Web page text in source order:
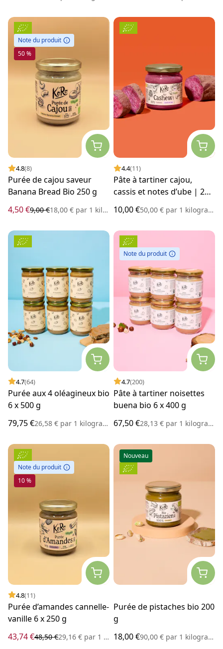
Note du produit
50 %
4.8(8)
Purée de cajou saveur
Banana Bread Bio 250 g
4,50 €9,00 €18,00 € par 1 kilogramme
4.4(11)
Pâte à tartiner cajou,
cassis et notes d’ube | 200
10,00 €50,00 € par 1 kilogramme
4.7(64)
Purée aux 4 oléagineux bio
6 x 500 g
79,75 €26,58 € par 1 kilogramme
Note du produit
4.7(200)
Pâte à tartiner noisettes
buena bio 6 x 400 g
67,50 €28,13 € par 1 kilogramme
Note du produit
10 %
4.8(11)
Purée d’amandes cannelle-
vanille 6 x 250 g
43,74 €48,50 €29,16 € par 1 kilogramme
Nouveau
Purée de pistaches bio 200
g
18,00 €90,00 € par 1 kilogramme